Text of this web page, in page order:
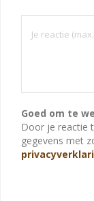
Goed om te
Door je reactie
gegevens met